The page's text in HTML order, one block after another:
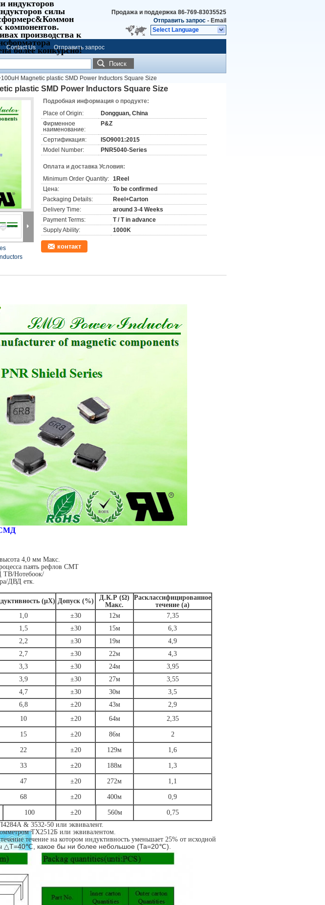
индукторов
силы
компонентов.
производства к
более конкурсно!
Продажа и поддержка 86-769-83035525
Отправить запрос - Email
Select Language
Contact Us Отправить запрос
Поиск
Magnetic plastic SMD Power Inductors Square Size
plastic SMD Power Inductors Square Size
Подробная информация о продукте:
Place of Origin:
Dongguan, China
Фирменное
наименование:
P&Z
Сертификация:
ISO9001:2015
Model Number:
PNR5040-Series
Оплата и доставка Условия:
Minimum Order Quantity: 1Reel
Цена:
To be confirmed
Packaging Details:
Reel+Carton
Delivery Time:
around 3-4 Weeks
Payment Terms:
T / T in advance
Supply Ability:
1000K
контакт
СМД
4,0 мм Макс.
паять рефлов СМТ
ТВ/Нотебоок/
ДВД етк.
(μХ) Допуск (%)
Д.К.Р (Ω)
Макс.
Расклассифицированное
течение (а)
1,0 ±30 12м
7,35
1,5 ±30 15м
6,3
2,2 ±30 19м
4,9
2,7 ±30 22м
4,3
3,3 ±30 24м
3,95
3,9 ±30 27м
3,55
4,7 ±30 30м
3,5
6,8 ±20 43м
2,9
10 ±20 64м
2,35
15 ±20 86м
2
22 ±20 129м
1,6
33 ±20 188м
1,3
47 ±20 272м
1,1
68 ±20 400м
0,9
100 ±20 560м
0,75
& 3532-50 или эквивалент.
ТХ2512Б или эквивалентом.
течение на котором индуктивность уменьшает 25% от исходной
△Т=40℃, какое бы ни более небольшое (Та=20℃).